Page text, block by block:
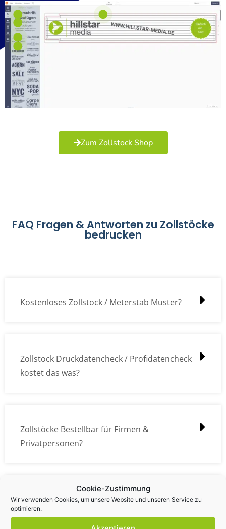
Cookie-Zustimmung
Wir verwenden Cookies, um unsere Website und unseren Service zu
optimieren.
Zum Zollstock Shop
FAQ Fragen & Antworten zu Zollstöcke
bedrucken
Kostenloses Zollstock / Meterstab Muster?
Zollstock Druckdatencheck / Profidatencheck
kostet das was?
Zollstöcke Bestellbar für Firmen &
Privatpersonen?
Wie kann ich die Daten (z.B. Logos und Texte)
übermitteln?